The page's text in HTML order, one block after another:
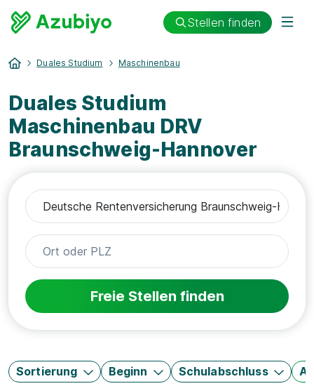
Stellen finden
Duales Studium Maschinenbau
Duales Studium
Maschinenbau DRV
Braunschweig-Hannover
Freie Stellen finden
Sortierung Beginn Schulabschluss